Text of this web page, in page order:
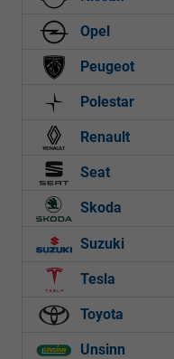
Opel
Peugeot
Polestar
Renault
Seat
Skoda
Suzuki
Tesla
Toyota
Unsinn